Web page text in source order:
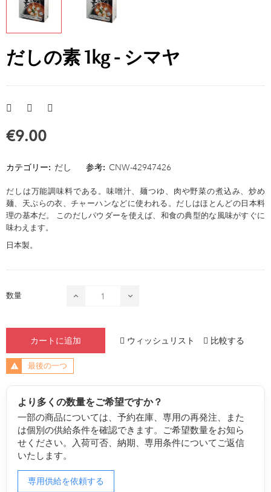
だしの素 1kg - シマヤ
€9.00
カテゴリー: だし 参考: CNW-42947426
だしは万能調味料である。味噌汁、麺つゆ、肉や野菜の煮込み、炒め
麺、天ぷらの衣、チャーハンなどに使われる。だしはほとんどの日本料
理の基本だ。 このだしパウダーを使えば、和食の典型的な風味がすぐに
味わえます。
日本製。
数量
カートに追加 ウィッシュリスト 比較する
最後の一つ
より多くの数量をご希望ですか？
一部の商品については、予約在庫、専用の再発注、また
は個別の供給条件を確認できます。ご希望数量をお知ら
せください。入荷可否、納期、専用条件についてご返信
いたします。
専用供給を依頼する